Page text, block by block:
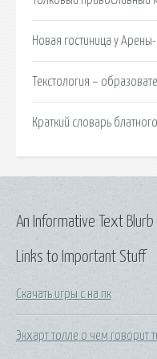
Новая гостиница у
Текстология –
Краткий словарь
Links to Important Stuff
Скачать игры с на пк
Экхарт толле о чем говорит
An Informative Text Blurb